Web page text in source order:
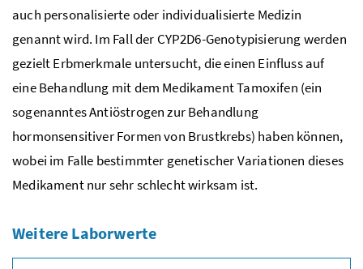
auch personalisierte oder individualisierte Medizin
genannt wird. Im Fall der CYP2D6-Genotypisierung werden
gezielt Erbmerkmale untersucht, die einen Einfluss auf
eine Behandlung mit dem Medikament Tamoxifen (ein
sogenanntes Antiöstrogen zur Behandlung
hormonsensitiver Formen von Brustkrebs) haben können,
wobei im Falle bestimmter genetischer Variationen dieses
Medikament nur sehr schlecht wirksam ist.
Weitere Laborwerte